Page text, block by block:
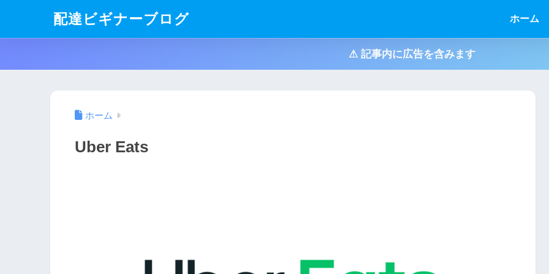
配達ビギナーブログ ホーム
⚠ 記事内に広告を含みます
ホーム
Uber Eats